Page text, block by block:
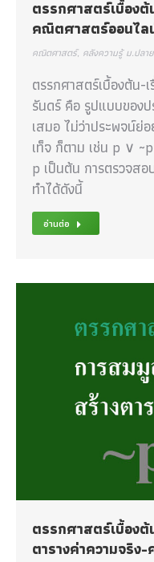
ตรรกศาสตร์เบื้อง
คณิตศาสตร์ออนไล
คณิตศาสตร์, คลังความรู้ ม.ปลาย
ตรรกศาสตร์เบื้องต้น-
รันดร์ คือ รูปแบบของ
เสมอ ไม่ว่าประพจน์ย่
เท็จ ก็ตาม เช่น p ∨
p เป็นต้น การตรวจส
ทำได้ดังนี้
อ่านต่อ
ตรรกศาสตร์เบื้อง
ตารางค่าความจริ